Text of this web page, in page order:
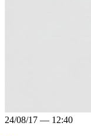
24/08/17 — 12:40